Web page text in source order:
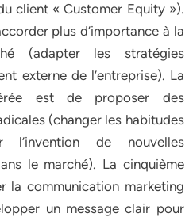
client « Customer Equity »).
plus d’importance à la
(adapter les stratégies
externe de l’entreprise). La
est de proposer des
(changer les habitudes
l’invention de nouvelles
le marché). La cinquième
la communication marketing
un message clair pour